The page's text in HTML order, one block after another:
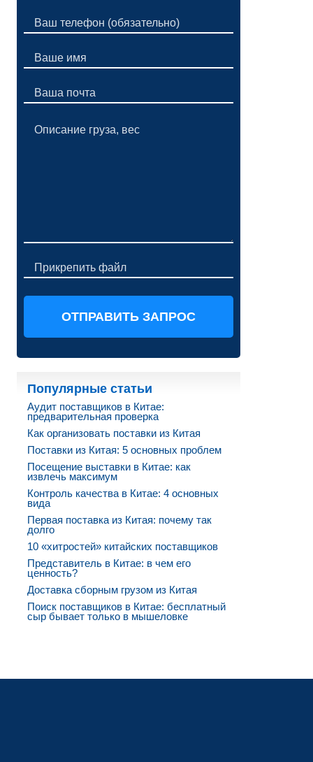
Прикрепить файл
Популярные статьи
Аудит поставщиков в Китае:
предварительная проверка
Как организовать поставки из Китая
Поставки из Китая: 5 основных проблем
Посещение выставки в Китае: как
извлечь максимум
Контроль качества в Китае: 4 основных
вида
Первая поставка из Китая: почему так
долго
10 «хитростей» китайских поставщиков
Представитель в Китае: в чем его
ценность?
Доставка сборным грузом из Китая
Поиск поставщиков в Китае: бесплатный
сыр бывает только в мышеловке